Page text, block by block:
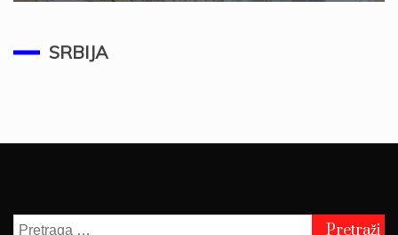
SRBIJA
ponedeljak, 3. avgust, 2026
Pretraga